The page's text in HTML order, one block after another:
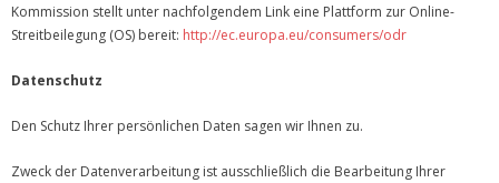
Kommission stellt unter nachfolgendem Link eine Plattform zur Online-
Streitbeilegung (OS) bereit: http://ec.europa.eu/consumers/odr
Datenschutz
Den Schutz Ihrer persönlichen Daten sagen wir Ihnen zu.
Zweck der Datenverarbeitung ist ausschließlich die Bearbeitung Ihrer